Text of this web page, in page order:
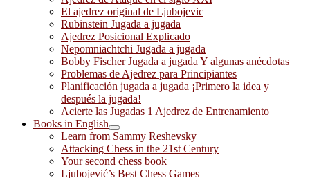
El ajedrez original de Ljubojevic
Rubinstein Jugada a jugada
Ajedrez Posicional Explicado
Nepomniachtchi Jugada a jugada
Bobby Fischer Jugada a jugada Y algunas anécdotas
Problemas de Ajedrez para Principiantes
Planificación jugada a jugada ¡Primero la idea y
después la jugada!
Acierte las Jugadas 1 Ajedrez de Entrenamiento
Books in English
Learn from Sammy Reshevsky
Attacking Chess in the 21st Century
Your second chess book
Ljubojević’s Best Chess Games